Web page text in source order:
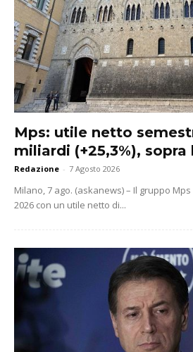
Mps: utile netto
miliardi (+25,3%),
Redazione - 7 Agosto 2026
Milano, 7 ago. (askanews) – Il gruppo
2026 con un utile netto di...